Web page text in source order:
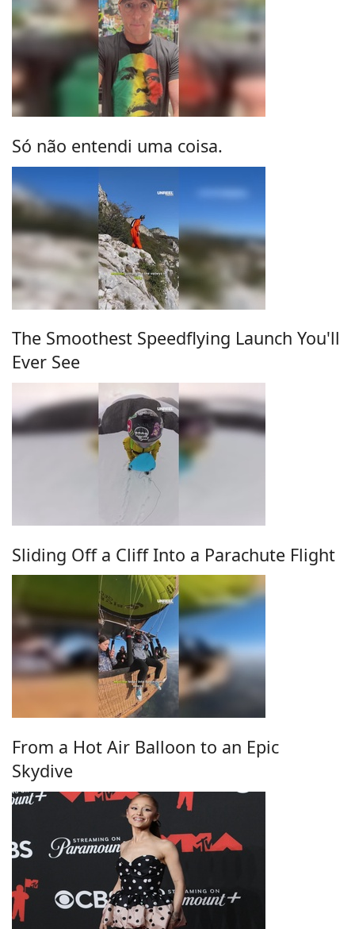
Só não entendi uma coisa.
The Smoothest Speedflying Launch You'll
Ever See
Sliding Off a Cliff Into a Parachute Flight
From a Hot Air Balloon to an Epic
Skydive